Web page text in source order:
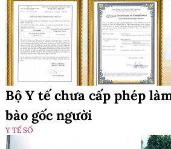
Bộ Y tế chưa cấp phép
bào gốc người
Y TẾ SỐ